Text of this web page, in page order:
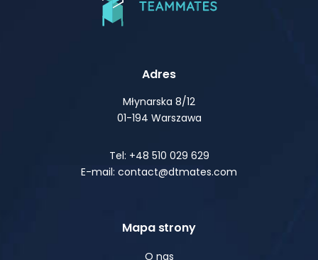
Adres
Młynarska 8/12
01-194 Warszawa
Tel: +48 510 029 629
E-mail: contact@dtmates.com
Mapa strony
O nas